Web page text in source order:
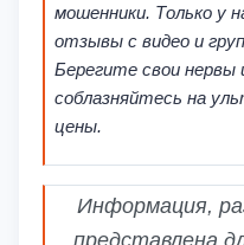
мошенники. Только у
отзывы с видео и
Берегите свои нервы
соблазняйтесь на
цены.
Информация,